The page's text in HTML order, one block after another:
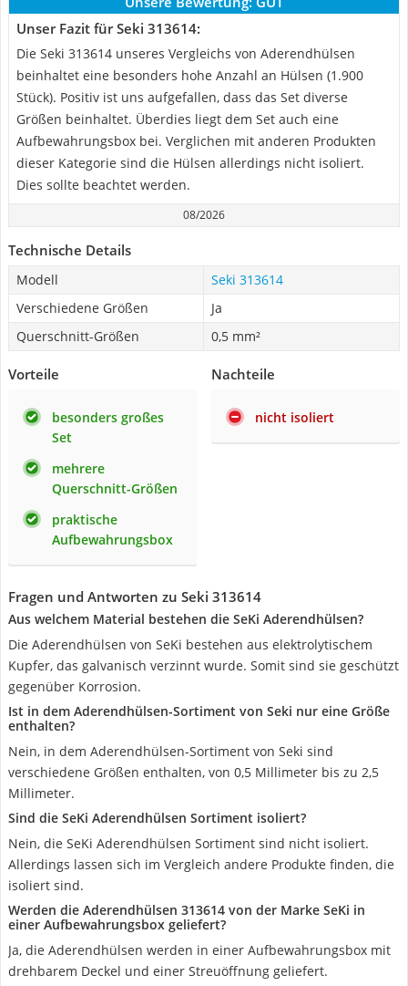
Unser Fazit für Seki 313614:
Die Seki 313614 unseres Vergleichs von Aderendhülsen
beinhaltet eine besonders hohe Anzahl an Hülsen (1.900
Stück). Positiv ist uns aufgefallen, dass das Set diverse
Größen beinhaltet. Überdies liegt dem Set auch eine
Aufbewahrungsbox bei. Verglichen mit anderen Produkten
dieser Kategorie sind die Hülsen allerdings nicht isoliert.
Dies sollte beachtet werden.
08/2026
Technische Details
Modell
Seki 313614
Verschiedene Größen
Ja
Querschnitt-Größen
0,5 mm²
Vorteile
besonders großes
Set
mehrere
Querschnitt-Größen
praktische
Aufbewahrungsbox
Nachteile
nicht isoliert
Fragen und Antworten zu Seki 313614
Aus welchem Material bestehen die SeKi Aderendhülsen?
Die Aderendhülsen von SeKi bestehen aus elektrolytischem
Kupfer, das galvanisch verzinnt wurde. Somit sind sie geschützt
gegenüber Korrosion.
Ist in dem Aderendhülsen-Sortiment von Seki nur eine Größe
enthalten?
Nein, in dem Aderendhülsen-Sortiment von Seki sind
verschiedene Größen enthalten, von 0,5 Millimeter bis zu 2,5
Millimeter.
Sind die SeKi Aderendhülsen Sortiment isoliert?
Nein, die SeKi Aderendhülsen Sortiment sind nicht isoliert.
Allerdings lassen sich im Vergleich andere Produkte finden, die
isoliert sind.
Werden die Aderendhülsen 313614 von der Marke SeKi in
einer Aufbewahrungsbox geliefert?
Ja, die Aderendhülsen werden in einer Aufbewahrungsbox mit
drehbarem Deckel und einer Streuöffnung geliefert.